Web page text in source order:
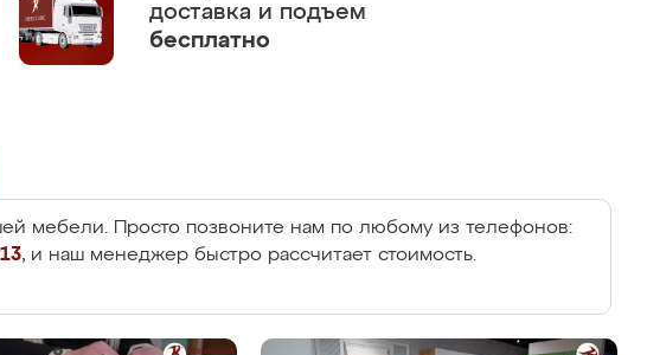
доставка и подъем
бесплатно
мебели. Просто позвоните нам по любому из телефонов:
, и наш менеджер быстро рассчитает стоимость.